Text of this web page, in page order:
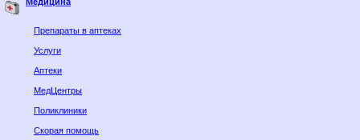
Препараты в аптеках
Услуги
Аптеки
МедЦентры
Поликлиники
Скорая помощь